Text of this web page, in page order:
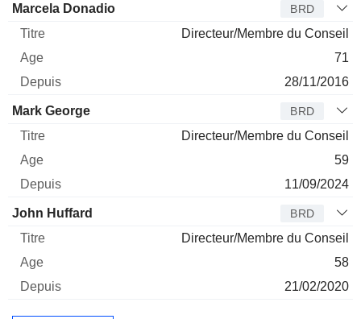
Administrateur Titre
Marcela Donadio BRD
Directeur/Membre du Conseil
71
28/11/2016
Mark George BRD
Directeur/Membre du Conseil
59
11/09/2024
John Huffard BRD
Directeur/Membre du Conseil
58
21/02/2020